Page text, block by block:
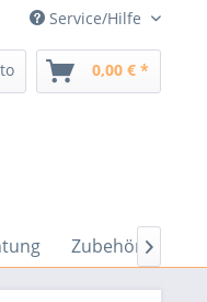
Service/Hilfe
0,00 € *
Zubehör Fitness
